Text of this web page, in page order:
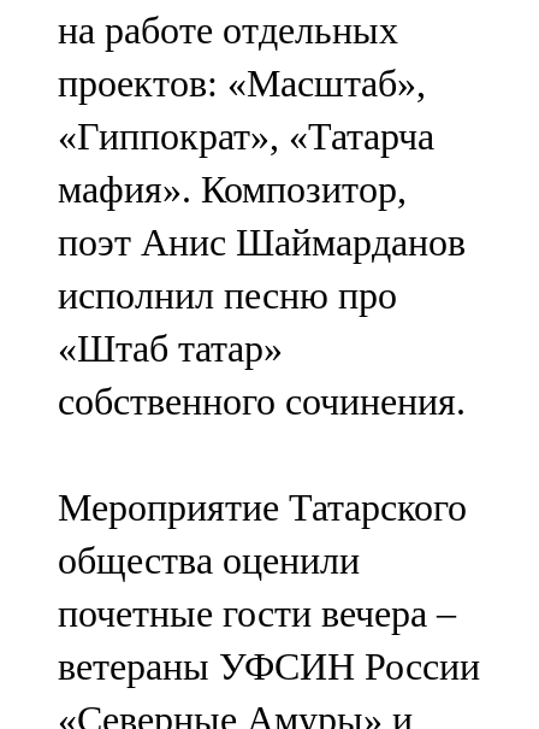
на работе отдельных
проектов: «Масштаб»,
«Гиппократ», «Татарча
мафия». Композитор,
поэт Анис Шаймарданов
исполнил песню про
«Штаб татар»
собственного сочинения.
Мероприятие Татарского
общества оценили
почетные гости вечера –
ветераны УФСИН России
«Северные Амуры» и